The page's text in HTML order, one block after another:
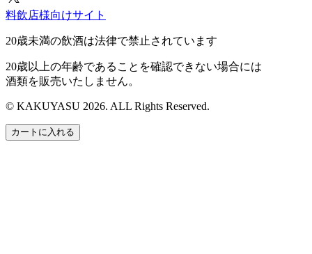
料飲店様向けサイト
20歳未満の飲酒は法律で禁止されています
20歳以上の年齢であることを確認できない場合には
酒類を販売いたしません。
© KAKUYASU 2026. ALL Rights Reserved.
カートに入れる